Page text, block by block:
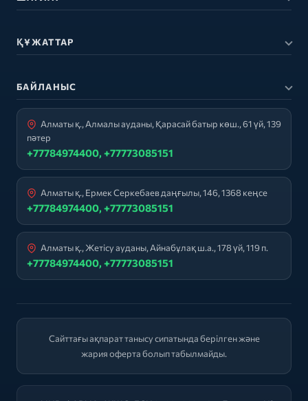
ҚҰЖАТТАР
БАЙЛАНЫС
Алматы қ., Алмалы ауданы, Қарасай батыр көш., 61 үй, 139
пәтер
+77784974400, +77773085151
Алматы қ., Ермек Серкебаев даңғылы, 146, 1368 кеңсе
+77784974400, +77773085151
Алматы қ., Жетісу ауданы, Айнабұлақ ш.а., 178 үй, 119 п.
+77784974400, +77773085151
Сайттағы ақпарат танысу сипатында берілген және
жария оферта болып табылмайды.